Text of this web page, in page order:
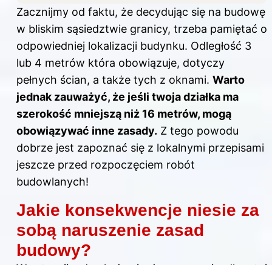
Zacznijmy od faktu, że decydując się na budowę
w bliskim sąsiedztwie granicy, trzeba pamiętać o
odpowiedniej lokalizacji budynku. Odległość 3
lub 4 metrów która obowiązuje, dotyczy
pełnych ścian, a także tych z oknami. Warto
jednak zauważyć, że jeśli twoja działka ma
szerokość mniejszą niż 16 metrów, mogą
obowiązywać inne zasady. Z tego powodu
dobrze jest zapoznać się z lokalnymi przepisami
jeszcze przed rozpoczęciem robót
budowlanych!
Jakie konsekwencje niesie za
sobą naruszenie zasad
budowy?